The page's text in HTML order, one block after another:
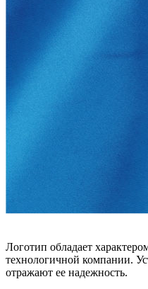
Логотип обладает
технологичной компании.
отражают ее надежность.